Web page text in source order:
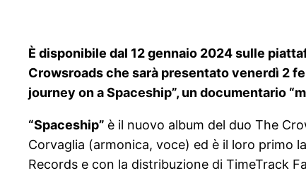
È disponibile dal 12 gennaio 2024 sulle
Crowsroads che sarà presentato venerdì 2
journey on a Spaceship”, un documentario
“Spaceship” è il nuovo album del duo The
Corvaglia (armonica, voce) ed è il loro primo
Records e con la distribuzione di TimeTrack